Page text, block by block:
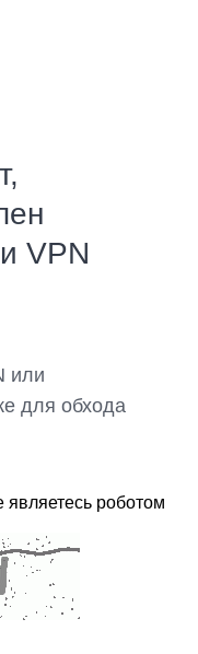
VPN
или
для обхода
роботом